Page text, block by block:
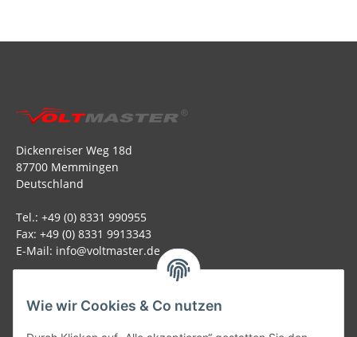
Wie wir Cookies & Co nutzen
Dickenreiser Weg 18d
87700 Memmingen
Deutschland
Tel.: +49 (0) 8331 990955
Fax: +49 (0) 8331 9913343
E-Mail: info@voltmaster.de